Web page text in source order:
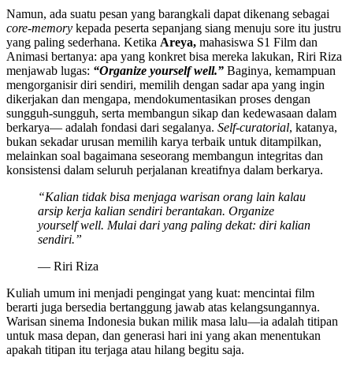
Namun, ada suatu pesan yang barangkali dapat dikenang sebagai
core-memory kepada peserta sepanjang siang menuju sore itu justru
yang paling sederhana. Ketika Areya, mahasiswa S1 Film dan
Animasi bertanya: apa yang konkret bisa mereka lakukan, Riri Riza
menjawab lugas: “Organize yourself well.” Baginya, kemampuan
mengorganisir diri sendiri, memilih dengan sadar apa yang ingin
dikerjakan dan mengapa, mendokumentasikan proses dengan
sungguh-sungguh, serta membangun sikap dan kedewasaan dalam
berkarya— adalah fondasi dari segalanya. Self-curatorial, katanya,
bukan sekadar urusan memilih karya terbaik untuk ditampilkan,
melainkan soal bagaimana seseorang membangun integritas dan
konsistensi dalam seluruh perjalanan kreatifnya dalam berkarya.
“Kalian tidak bisa menjaga warisan orang lain kalau
arsip kerja kalian sendiri berantakan. Organize
yourself well. Mulai dari yang paling dekat: diri kalian
sendiri.”
— Riri Riza
Kuliah umum ini menjadi pengingat yang kuat: mencintai film
berarti juga bersedia bertanggung jawab atas kelangsungannya.
Warisan sinema Indonesia bukan milik masa lalu—ia adalah titipan
untuk masa depan, dan generasi hari ini yang akan menentukan
apakah titipan itu terjaga atau hilang begitu saja.